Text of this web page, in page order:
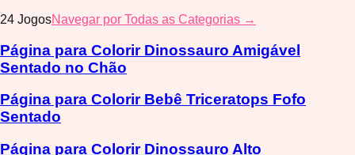
24 JogosNavegar por Todas as Categorias →
Página para Colorir Dinossauro Amigável
Sentado no Chão
Página para Colorir Bebê Triceratops Fofo
Sentado
Página para Colorir Dinossauro Alto